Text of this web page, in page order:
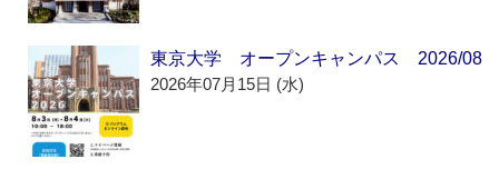
東京大学 オープンキャンパス 2026/08
2026年07月15日 (水)